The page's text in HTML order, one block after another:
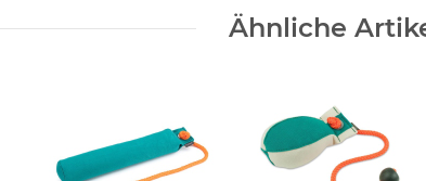
Ähnliche